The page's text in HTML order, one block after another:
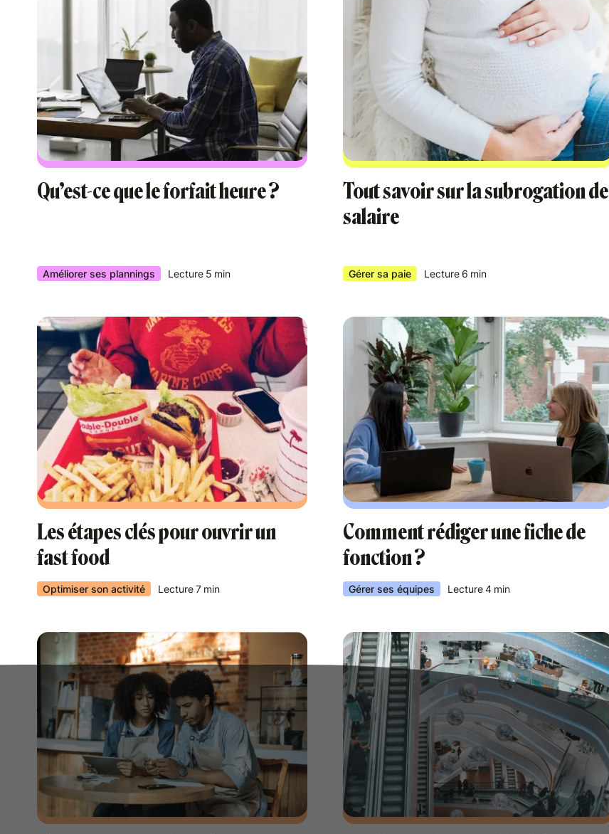
Qu’est-ce que le forfait heure ?
Améliorer ses plannings Lecture 5 min
Tout savoir sur la subrogation de
salaire
Gérer sa paie Lecture 6 min
Les étapes clés pour ouvrir un
fast food
Optimiser son activité Lecture7 min
Comment rédiger une fiche de
fonction ?
Gérer ses équipes Lecture4 min